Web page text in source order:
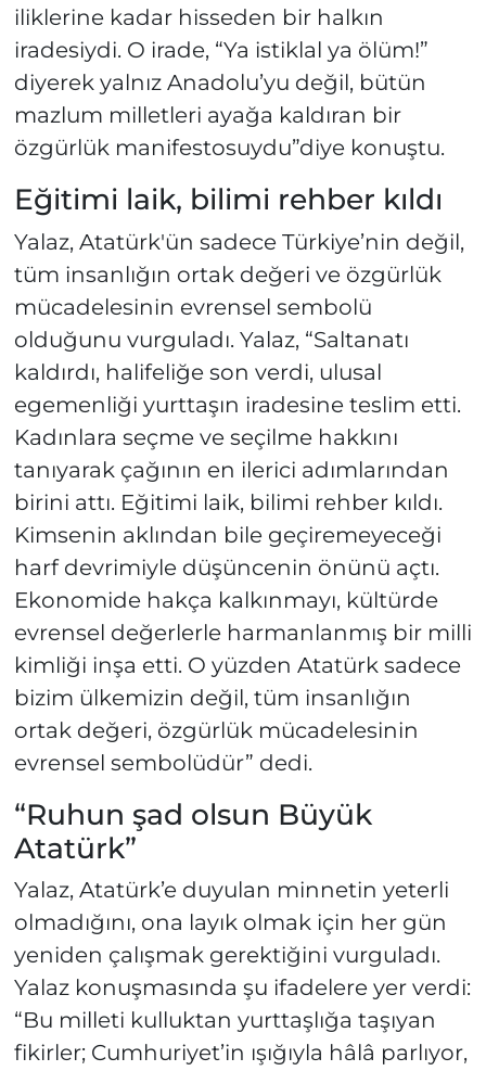
iliklerine kadar hisseden bir halkın
iradesiydi. O irade, “Ya istiklal ya ölüm!”
diyerek yalnız Anadolu’yu değil, bütün
mazlum milletleri ayağa kaldıran bir
özgürlük manifestosuydu”diye konuştu.
Eğitimi laik, bilimi rehber kıldı
Yalaz, Atatürk'ün sadece Türkiye’nin değil,
tüm insanlığın ortak değeri ve özgürlük
mücadelesinin evrensel sembolü
olduğunu vurguladı. Yalaz, “Saltanatı
kaldırdı, halifeliğe son verdi, ulusal
egemenliği yurttaşın iradesine teslim etti.
Kadınlara seçme ve seçilme hakkını
tanıyarak çağının en ilerici adımlarından
birini attı. Eğitimi laik, bilimi rehber kıldı.
Kimsenin aklından bile geçiremeyeceği
harf devrimiyle düşüncenin önünü açtı.
Ekonomide hakça kalkınmayı, kültürde
evrensel değerlerle harmanlanmış bir milli
kimliği inşa etti. O yüzden Atatürk sadece
bizim ülkemizin değil, tüm insanlığın
ortak değeri, özgürlük mücadelesinin
evrensel sembolüdür” dedi.
“Ruhun şad olsun Büyük
Atatürk”
Yalaz, Atatürk’e duyulan minnetin yeterli
olmadığını, ona layık olmak için her gün
yeniden çalışmak gerektiğini vurguladı.
Yalaz konuşmasında şu ifadelere yer verdi:
“Bu milleti kulluktan yurttaşlığa taşıyan
fikirler; Cumhuriyet’in ışığıyla hâlâ parlıyor,